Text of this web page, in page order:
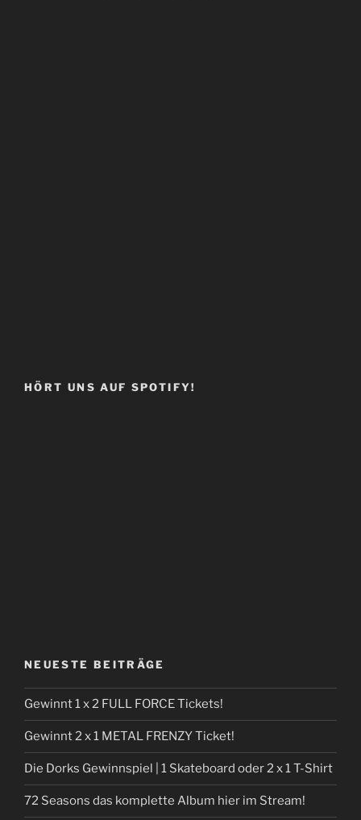
HÖRT UNS AUF SPOTIFY!
NEUESTE BEITRÄGE
Gewinnt 1 x 2 FULL FORCE Tickets!
Gewinnt 2 x 1 METAL FRENZY Ticket!
Die Dorks Gewinnspiel | 1 Skateboard oder 2 x 1 T-Shirt
72 Seasons das komplette Album hier im Stream!